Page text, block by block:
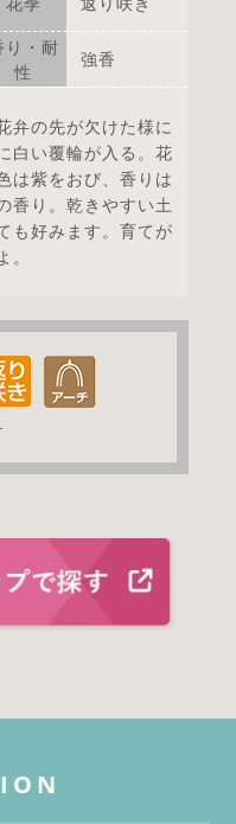
り・耐
性
強香
弁の先が欠けた様に
白い覆輪が入る。花
は紫をおび、香りは
香り。乾きやすい土
も好みます。育てが